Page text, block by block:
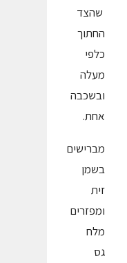
שהצד
החתוך
כלפי
מעלה
ובשכבה
אחת.
מברישים
בשמן
זית
ומפזרים
מלח
גס